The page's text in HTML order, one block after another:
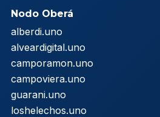
Nodo Oberá
alberdi.uno
alveardigital.uno
camporamon.uno
campoviera.uno
guarani.uno
loshelechos.uno